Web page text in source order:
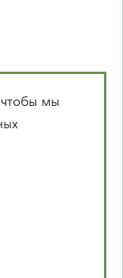
мы